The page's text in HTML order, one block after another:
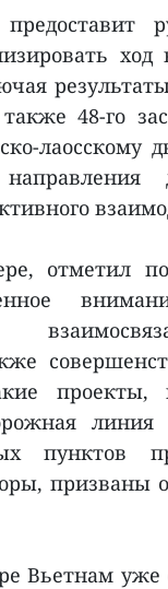
48-го
лаосскому
отметил
проекты,
пунктов
призваны
Вьетнам